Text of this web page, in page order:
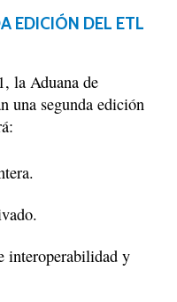
EDICIÓN DEL ETL
la Aduana de
una segunda edición
interoperabilidad y